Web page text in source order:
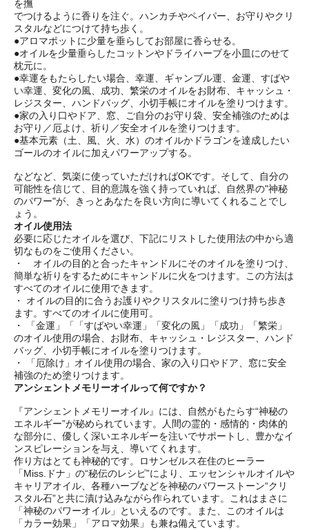
を撫
でつけるように香りを注ぐ。ハンカチやペイパー、お守りやクリ
スタルなどにつけて持ち歩く。
●アロマポットに少量を垂らしてお部屋に香らせる。
●オイルを少量垂らしたコットンやドライハーブを小皿にのせて
枕元に。
●幸運をもたらしたい場合、幸運、ギャンブル運、金運、すばや
い幸運、変化の風、成功、繁栄のオイルをお財布、キャッシュ・
レジスター、ハンドバッグ、小切手帳にオイルを塗りつけます。
●家の入り口やドア、窓、ご自分のお守り袋、安全補強のためは
お守り／厄よけ、祈り／安全オイルを塗りつけます。
●基本元素（土、風、火、水）のオイルかドラゴンを達成したい
ゴールのオイルに加えパワーアップする。
などなど、気楽に使っていただければOKです。そして、自分の
可能性を信じて、目的意識を強く持っていれば、自然界の"神秘
のパワー"が、きっとあなたを良い方向に導いてくれることでし
ょう。
オイル使用法
必要に応じたオイルを選び、下記にリストした使用法の中から適
切なものをご使用ください。
・ オイルの目的と合ったキャンドルにそのオイルを塗りつけ、
簡単な祈りをするためにキャンドルに火をつけます。この方法は
すべてのオイルに使用できます。
・ オイルの目的に合うお護りやクリスタルに塗りつけ持ち歩き
ます。すべてのオイルに使用可。
・ 「金運」「「すばやい幸運」「変化の風」「成功」「繁栄」
のオイル使用の場合、お財布、キャッシュ・レジスター、ハンド
バッグ、小切手帳にオイルを塗りつけます。
・ 「厄除け」オイル使用の場合、家の入り口やドア、窓に安全
補強のため塗りつけます。
アンシェントメモリーオイルって何ですか？
『アンシェントメモリーオイル』には、自然がもたらす“神秘の
エネルギー”が秘められています。人間の霊的・感情的・肉体的
な部分に、優しく深いエネルギーを注いでサポートし、豊かなイ
ンスピレーションを与え、導いてくれます。
作り方はとても神秘的です。ロサンゼルス在住のヒーラー
「Miss.ドナ」の“秘伝のレシピ”により、エッセンシャルオイルや
キャリアオイル、各種ハーブなどを神秘のパワーストーン“クリ
スタル石”と共に漬け込みながら作られています。これはまさに
「神秘のパワーオイル」といえるのです。また、このオイルは
「カラー効果」「アロマ効果」も兼ね備えています。